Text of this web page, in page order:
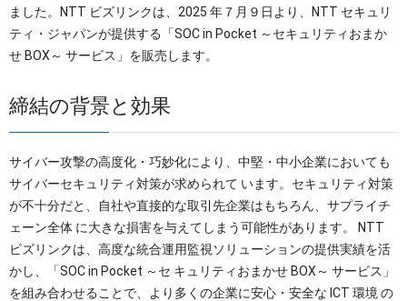
ました。NTT ビズリンクは、2025 年７月９日より、NTT セキュリ
ティ・ジャパンが提供する「SOC in Pocket ～セキュリティおまか
せ BOX～ サービス」を販売します。
締結の背景と効果
サイバー攻撃の高度化・巧妙化により、中堅・中小企業においても
サイバーセキュリティ対策が求められて います。セキュリティ対策
が不十分だと、自社や直接的な取引先企業はもちろん、サプライチ
ェーン全体 に大きな損害を与えてしまう可能性があります。 NTT
ビズリンクは、高度な統合運用監視ソリューションの提供実績を活
かし、「SOC in Pocket ～セ キュリティおまかせ BOX～ サービス」
を組み合わせることで、より多くの企業に安心・安全な ICT 環境 の